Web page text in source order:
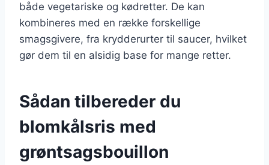
både vegetariske og kødretter. De kan
kombineres med en række forskellige
smagsgivere, fra krydderurter til saucer, hvilket
gør dem til en alsidig base for mange retter.
Sådan tilbereder du
blomkålsris med
grøntsagsbouillon